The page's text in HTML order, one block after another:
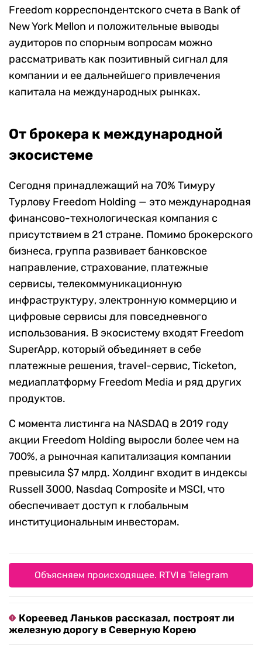
Freedom корреспондентского счета в Bank of
New York Mellon и положительные выводы
аудиторов по спорным вопросам можно
рассматривать как позитивный сигнал для
компании и ее дальнейшего привлечения
капитала на международных рынках.
От брокера к международной
экосистеме
Сегодня принадлежащий на 70% Тимуру
Турлову Freedom Holding — это международная
финансово-технологическая компания с
присутствием в 21 стране. Помимо брокерского
бизнеса, группа развивает банковское
направление, страхование, платежные
сервисы, телекоммуникационную
инфраструктуру, электронную коммерцию и
цифровые сервисы для повседневного
использования. В экосистему входят Freedom
SuperApp, который объединяет в себе
платежные решения, travel-сервис, Ticketon,
медиаплатформу Freedom Media и ряд других
продуктов.
С момента листинга на NASDAQ в 2019 году
акции Freedom Holding выросли более чем на
700%, а рыночная капитализация компании
превысила $7 млрд. Холдинг входит в индексы
Russell 3000, Nasdaq Composite и MSCI, что
обеспечивает доступ к глобальным
институциональным инвесторам.
Объясняем происходящее. RTVI в Telegram
Кореевед Ланьков рассказал, построят ли
железную дорогу в Северную Корею